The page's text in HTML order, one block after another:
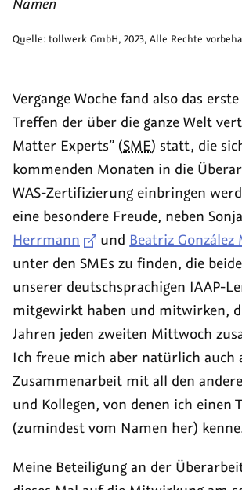
Quelle: tollwerk GmbH, 2023, Alle Rechte
Vergange Woche fand also das
Treffen der über die ganze Welt
Matter Experts” (SME) statt, die
kommenden Monaten in die
WAS-Zertifizierung einbringen
eine besondere Freude, neben
Herrmann
und Beatriz González
unter den SMEs zu finden, die
unserer deutschsprachigen IAAP-
mitgewirkt haben und mitwirken,
Jahren jeden zweiten Mittwoch
Ich freue mich aber natürlich auch
Zusammenarbeit mit all den
und Kollegen, von denen ich einen
(zumindest vom Namen her)
Meine Beteiligung an der